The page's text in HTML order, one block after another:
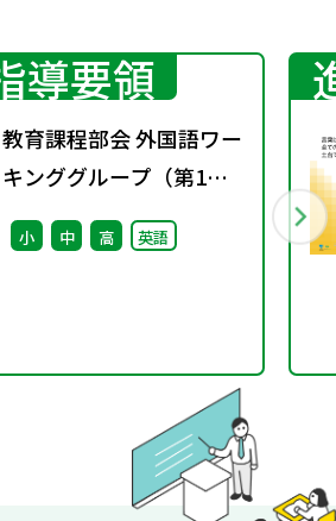
導要領
教育課程部会 外国語ワー
キンググループ（第1
回） 配付資料
小 中 高 英語